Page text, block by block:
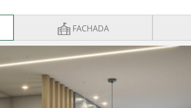
FACHADA